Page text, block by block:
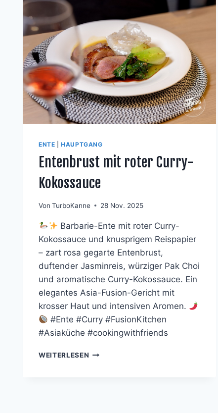
ENTE |HAUPTGANG
Entenbrust mit roter Curry-
Kokossauce
Von TurboKanne 28 Nov. 2025
Barbarie-Ente mit roter Curry-
Kokossauce und knusprigem Reispapier
– zart rosa gegarte Entenbrust,
duftender Jasminreis, würziger Pak Choi
und aromatische Curry-Kokossauce. Ein
elegantes Asia-Fusion-Gericht mit
krosser Haut und intensiven Aromen.
#Ente #Curry #FusionKitchen
#Asiaküche #cookingwithfriends
WEITERLESEN ENTENBRUST